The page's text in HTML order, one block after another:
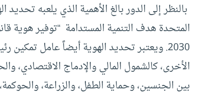
بالنظر إلى الدور بالغ الأهمية الذي يلعبه
المتحدة هدف التنمية المستدامة “توفير هوية
2030. ويعتبر تحديد الهوية أيضاً عامل
الأخرى، كالشمول المالي والإدماج الاقتصادي،
بين الجنسين، وحماية الطفل، والزراعة،